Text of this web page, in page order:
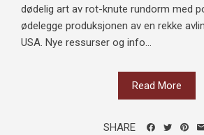
dødelig art av rot-knute rundorm med
ødelegge produksjonen av en rekke
USA. Nye ressurser og info...
Read More
SHARE